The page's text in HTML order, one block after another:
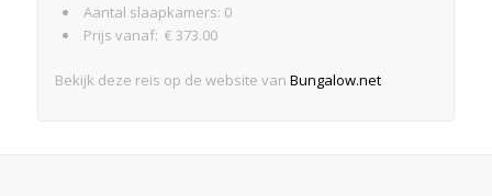
Aantal slaapkamers: 0
Prijs vanaf: € 373.00
Bekijk deze reis op de website van Bungalow.net